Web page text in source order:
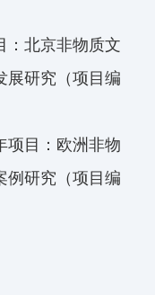
：北京非物质文
展研究（项目编
项目：欧洲非物
例研究（项目编